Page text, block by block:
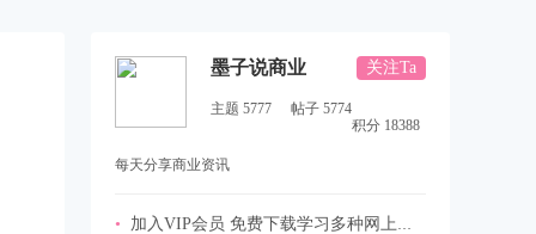
墨子说商业 关注Ta
主题 5777
帖子 5774
积分 18388
每天分享商业资讯
•
加入VIP会员 免费下载学习多种网上创业课程